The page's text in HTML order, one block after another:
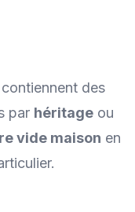
des
par héritage ou
vide maison en